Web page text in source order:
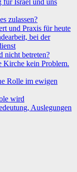
für Israel und uns
zulassen?
und Praxis für heute
bei der
nicht betreten?
Kirche kein Problem.
Rolle im ewigen
wird
Auslegungen